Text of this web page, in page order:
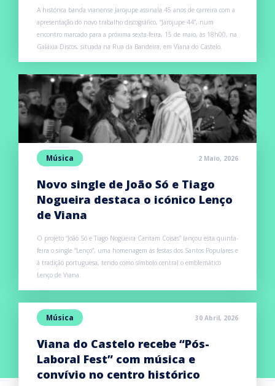
A histórica banda vianense Jarojupe assinala 45 anos de carreira com a
apresentação do novo trabalho discográfico, “Jarojupe 44”, num
encontro marcado para a próxima sexta-feira, 15 de maio, às 18h00, na
Galáxia Discos, situada na Rua da Bandeira, em Viana do Castelo.
Música 2 Maio, 2026
Novo single de João Só e Tiago
Nogueira destaca o icónico Lenço
de Viana
O projeto “João Só e Tiago Nogueira Cantam Coisas” lançou esta quinta-
feira o single “Lenço”, uma homenagem às festas dos Santos Populares e
à tradição portuguesa, tendo como símbolo central o emblemático
Lenço de Viana.
Música 30 Abril, 2026
Viana do Castelo recebe “Pós-
Laboral Fest” com música e
convívio no centro histórico